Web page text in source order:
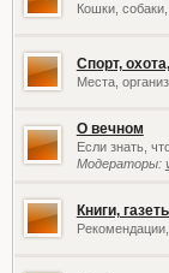
Кошки,
Спорт,
Места,
О вечном
Если знать,
Модераторы:
Книги,